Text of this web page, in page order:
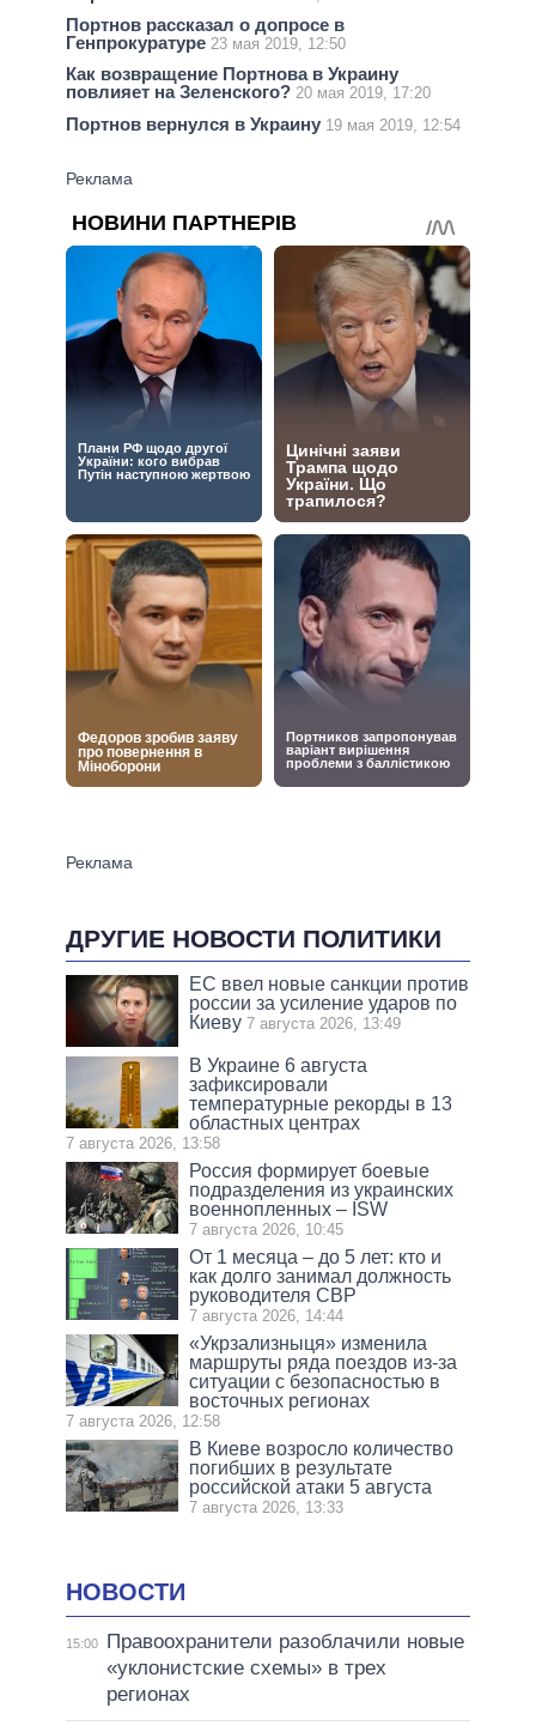
Портнов рассказал о допросе в
Генпрокуратуре 23 мая 2019, 12:50
Как возвращение Портнова в Украину
повлияет на Зеленского? 20 мая 2019, 17:20
Портнов вернулся в Украину 19 мая 2019, 12:54
ДРУГИЕ НОВОСТИ ПОЛИТИКИ
ЕС ввел новые санкции против
россии за усиление ударов по
Киеву 7 августа 2026, 13:49
В Украине 6 августа
зафиксировали
температурные рекорды в 13
областных центрах
7 августа 2026, 13:58
Россия формирует боевые
подразделения из украинских
военнопленных – ISW
7 августа 2026, 10:45
От 1 месяца – до 5 лет: кто и
как долго занимал должность
руководителя СВР
7 августа 2026, 14:44
«Укрзализныця» изменила
маршруты ряда поездов из-за
ситуации с безопасностью в
восточных регионах
7 августа 2026, 12:58
В Киеве возросло количество
погибших в результате
российской атаки 5 августа
7 августа 2026, 13:33
НОВОСТИ
15:00
Правоохранители разоблачили новые
«уклонистские схемы» в трех
регионах